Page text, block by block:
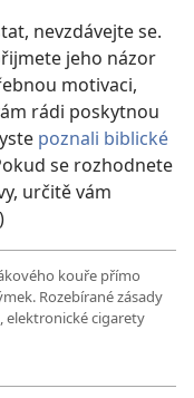
nevzdávejte se.
jeho názor
motivaci,
rádi poskytnou
poznali biblické
se rozhodnete
určitě vám
)
kouře přímo
Rozebírané zásady
elektronické cigarety